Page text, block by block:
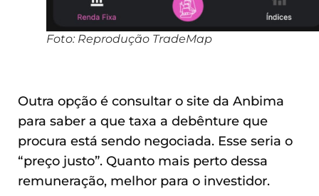
Foto: Reprodução TradeMap
Outra opção é consultar o site da Anbima
para saber a que taxa a debênture que
procura está sendo negociada. Esse seria o
“preço justo”. Quanto mais perto dessa
remuneração, melhor para o investidor.